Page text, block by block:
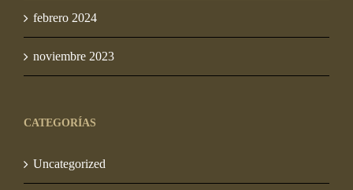
febrero 2024
noviembre 2023
CATEGORÍAS
Uncategorized